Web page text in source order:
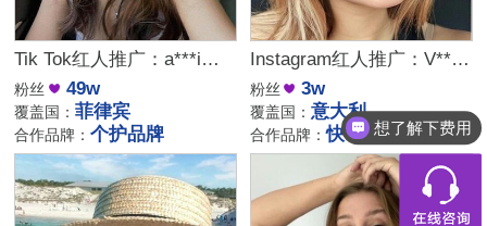
Tik Tok红人推广：a***i｜菲律宾 娱乐
粉丝 49w
覆盖国：菲律宾
合作品牌：个护品牌
Instagram红人推广：V***A｜意大利 时尚
粉丝 3w
覆盖国：意大利
合作品牌：快时尚品牌想了解下费用